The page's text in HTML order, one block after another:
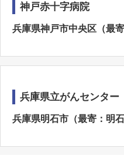
神戸赤十字病院
兵庫県神戸市中央区（最
兵庫県立がんセンター
兵庫県明石市（最寄：明